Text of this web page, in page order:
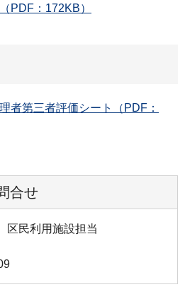
PDF：172KB）
第三者評価シート（PDF：
合せ
民利用施設担当